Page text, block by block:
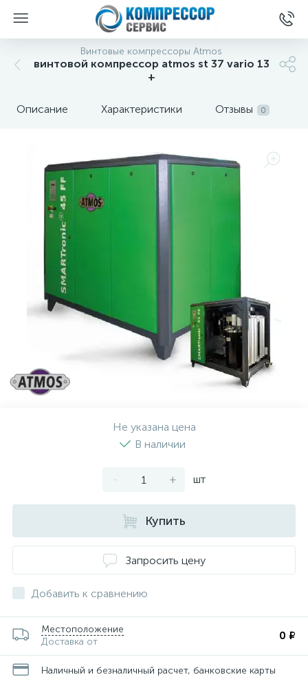
Винтовые компрессоры Atmos
винтовой компрессор atmos st 37 vario 13
+
Описание Характеристики Отзывы 0
Не указана цена
В наличии
- + шт
Купить
Запросить цену
Добавить к сравнению
Местоположение
Доставка от
0 ₽
Наличный и безналичный расчет, банковские карты